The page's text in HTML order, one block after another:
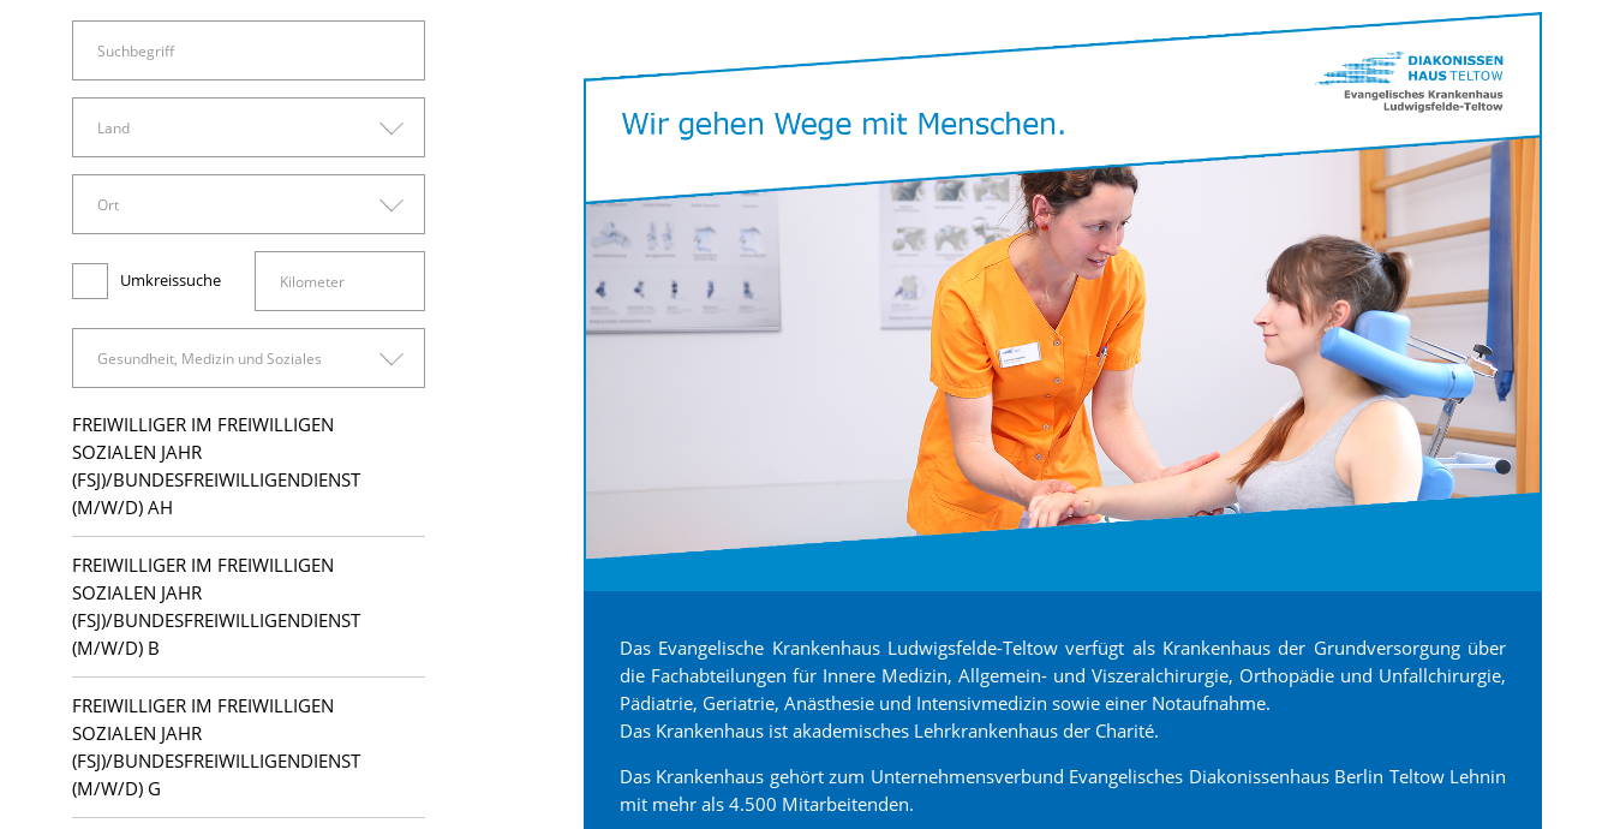
Land
Ort
Ort
Bad Belzig
Beelitz
Berlin
Bezirk Pankow
Caputh
Forst (Lausitz)
Frankfurt (Oder)
Guben
Halle (Saale)
Umkreissuche
Gesundheit, Medizin und Soziales
Arbeitswelt
Finanzen, Rechnungswesen und Controlling
Gesundheit, Medizin und Soziales
Ingenieurwesen und technische Berufe
Personalwesen und HR
Produktion und Handwerk
Sonstige Tätigkeitsfelder
FREIWILLIGER IM FREIWILLIGEN
SOZIALEN JAHR
(FSJ)/BUNDESFREIWILLIGENDIENST
(M/W/D) AH
FREIWILLIGER IM FREIWILLIGEN
SOZIALEN JAHR
(FSJ)/BUNDESFREIWILLIGENDIENST
(M/W/D) B
FREIWILLIGER IM FREIWILLIGEN
SOZIALEN JAHR
(FSJ)/BUNDESFREIWILLIGENDIENST
(M/W/D) G
Das Evangelische Krankenhaus Ludwigsfelde-Teltow verfügt als Krankenhaus der Grundversorgung über
die Fachabteilungen für Innere Medizin, Allgemein- und Viszeralchirurgie, Orthopädie und Unfallchirurgie,
Pädiatrie, Geriatrie, Anästhesie und Intensivmedizin sowie einer Notaufnahme.
Das Krankenhaus ist akademisches Lehrkrankenhaus der Charité.
Das Krankenhaus gehört zum Unternehmensverbund Evangelisches Diakonissenhaus Berlin Teltow Lehnin
mit mehr als 4.500 Mitarbeitenden.